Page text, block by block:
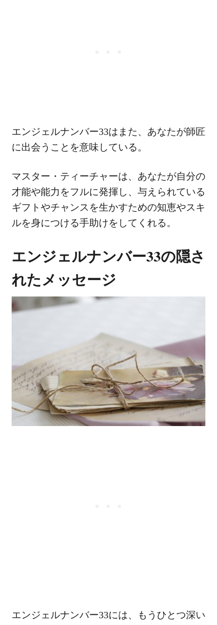
エンジェルナンバー33はまた、あなたが師匠
に出会うことを意味している。
マスター・ティーチャーは、あなたが自分の
才能や能力をフルに発揮し、与えられている
ギフトやチャンスを生かすための知恵やスキ
ルを身につける手助けをしてくれる。
エンジェルナンバー33の隠さ
れたメッセージ
エンジェルナンバー33には、もうひとつ深い